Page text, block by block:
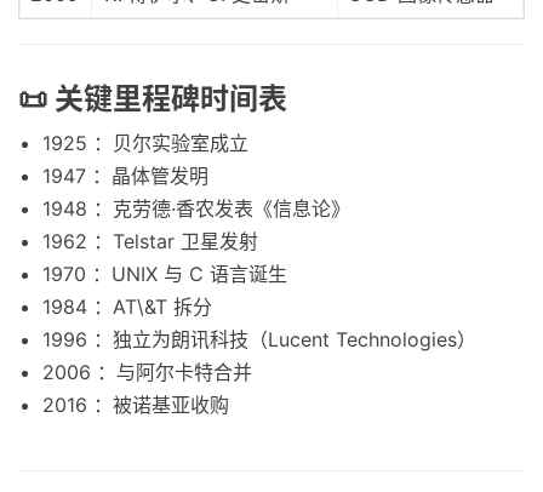
📜 关键里程碑时间表
1925 ：贝尔实验室成立
1947 ：晶体管发明
1948 ：克劳德·香农发表《信息论》
1962 ：Telstar 卫星发射
1970 ：UNIX 与 C 语言诞生
1984 ：AT\&T 拆分
1996 ：独立为朗讯科技（Lucent Technologies）
2006 ：与阿尔卡特合并
2016 ：被诺基亚收购